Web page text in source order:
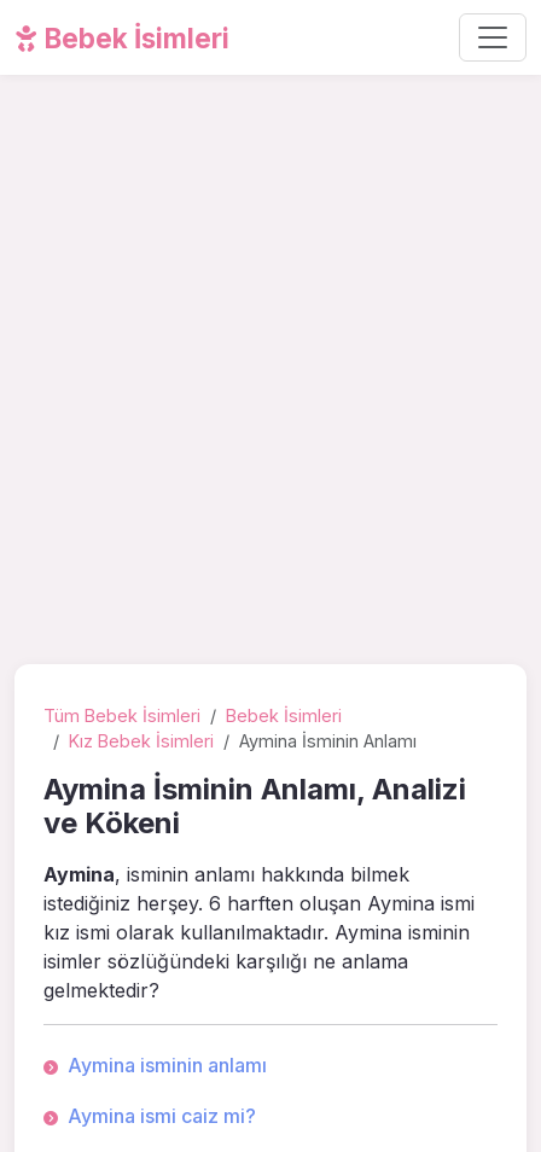
Bebek İsimleri
Tüm Bebek İsimleri
Bebek İsimleri
Kız Bebek İsimleri
Aymina İsminin Anlamı
Aymina İsminin Anlamı, Analizi
ve Kökeni
Aymina, isminin anlamı hakkında bilmek
istediğiniz herşey. 6 harften oluşan Aymina ismi
kız ismi olarak kullanılmaktadır. Aymina isminin
isimler sözlüğündeki karşılığı ne anlama
gelmektedir?
Aymina isminin anlamı
Aymina ismi caiz mi?